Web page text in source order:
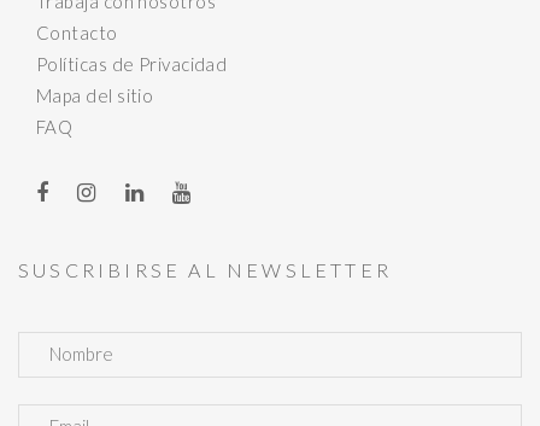
Contacto
Políticas de Privacidad
Mapa del sitio
FAQ
SUSCRIBIRSE AL NEWSLETTER